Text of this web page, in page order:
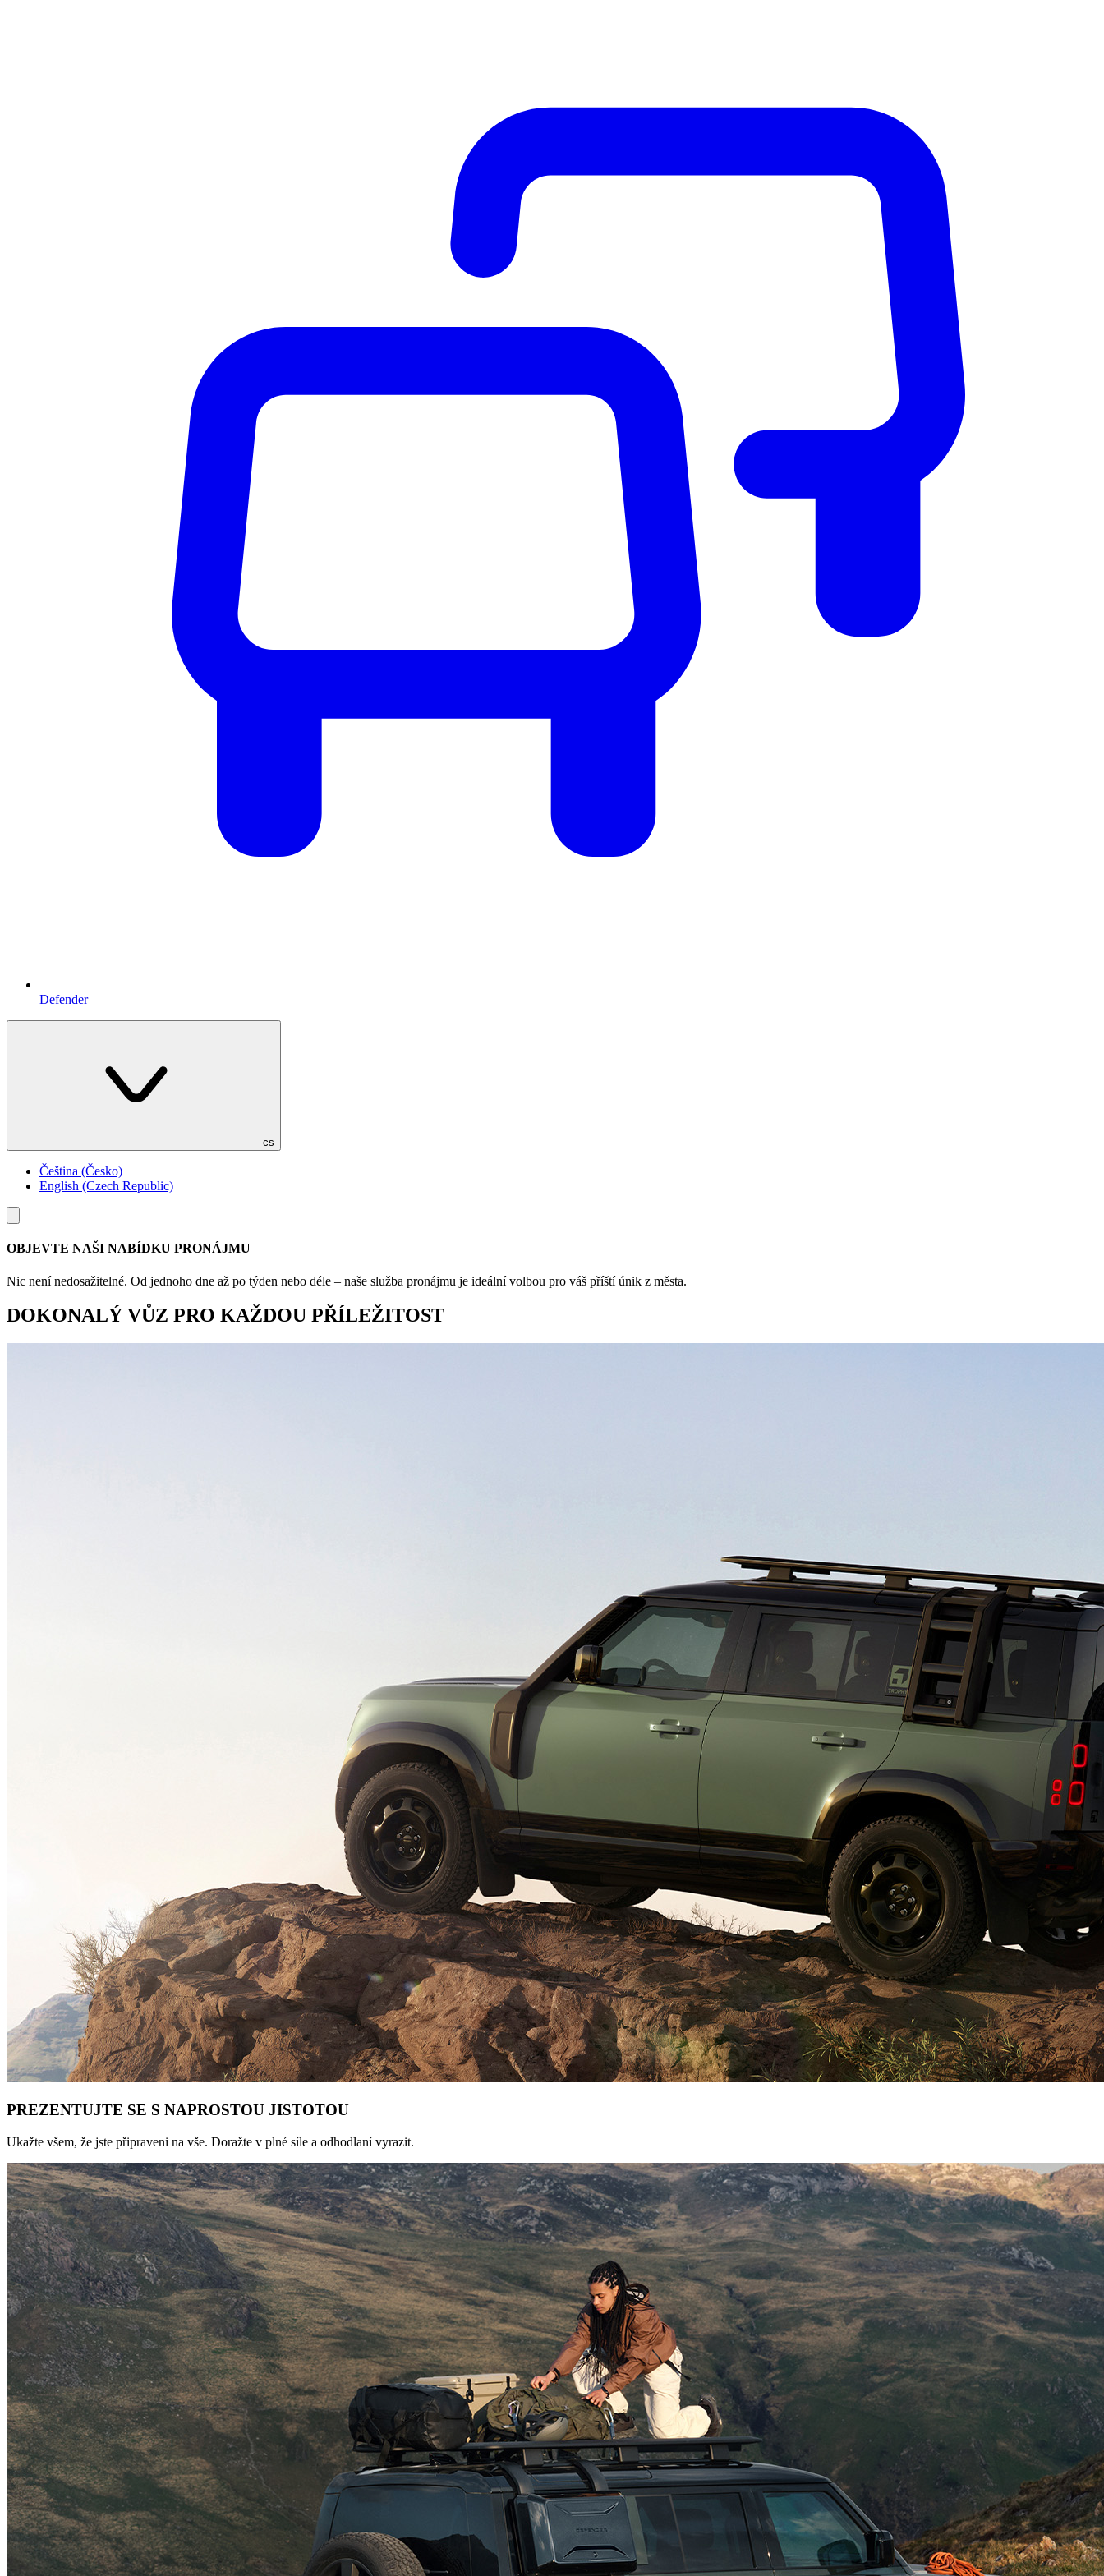
Defender
cs
Čeština (Česko)
English (Czech Republic)
Toggle
OBJEVTE NAŠI NABÍDKU PRONÁJMU
Nic není nedosažitelné. Od jednoho dne až po týden nebo déle – naše služba pronájmu je ideální volbou pro váš příští únik z města.
DOKONALÝ VŮZ PRO KAŽDOU PŘÍLEŽITOST
PREZENTUJTE SE S NAPROSTOU JISTOTOU
Ukažte všem, že jste připraveni na vše. Doražte v plné síle a odhodlaní vyrazit.